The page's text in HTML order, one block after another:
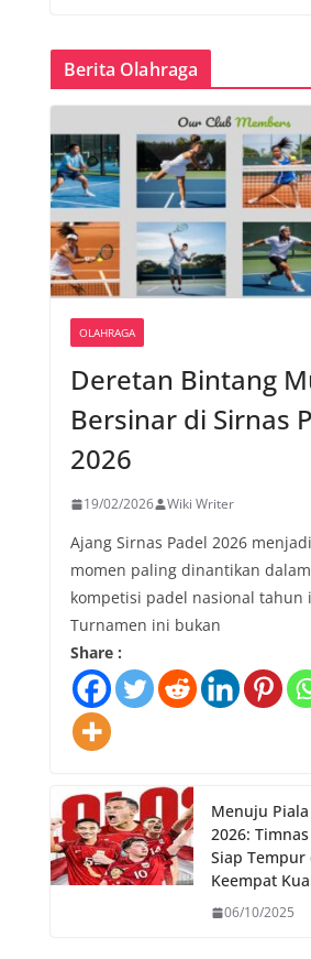
Berita Olahraga
OLAHRAGA
Deretan Bintang
Bersinar di Sirnas
2026
19/02/2026 Wiki Writer
Ajang Sirnas Padel 2026
momen paling dinantikan
kompetisi padel nasional tahun
Turnamen ini bukan
Share :
Menuju
2026:
Siap
Keempat
06/10/2025